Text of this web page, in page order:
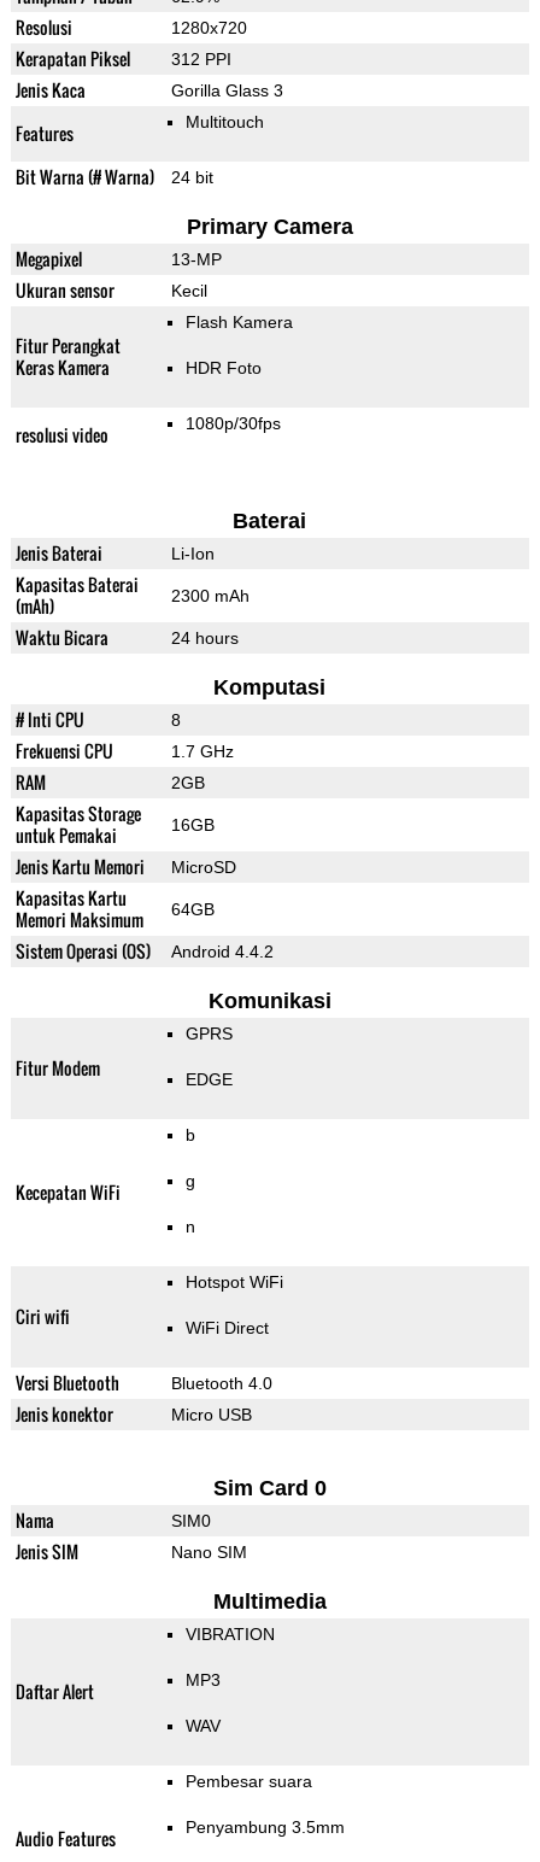
Resolusi 1280x720
Kerapatan Piksel 312 PPI
Jenis Kaca Gorilla Glass 3
Features Multitouch
Bit Warna (# Warna) 24 bit
Primary Camera
Megapixel 13-MP
Ukuran sensor Kecil
Fitur Perangkat
Keras Kamera
Flash Kamera
HDR Foto
resolusi video 1080p/30fps
Baterai
Jenis Baterai Li-Ion
Kapasitas Baterai
(mAh)
2300 mAh
Waktu Bicara 24 hours
Komputasi
# Inti CPU 8
Frekuensi CPU 1.7 GHz
RAM 2GB
Kapasitas Storage
untuk Pemakai
16GB
Jenis Kartu Memori MicroSD
Kapasitas Kartu
Memori Maksimum
64GB
Sistem Operasi (OS) Android 4.4.2
Komunikasi
Fitur Modem
GPRS
EDGE
Kecepatan WiFi
b
g
n
Ciri wifi
Hotspot WiFi
WiFi Direct
Versi Bluetooth Bluetooth 4.0
Jenis konektor Micro USB
Sim Card 0
Nama SIM0
Jenis SIM Nano SIM
Multimedia
Daftar Alert
VIBRATION
MP3
WAV
Audio Features
Pembesar suara
Penyambung 3.5mm